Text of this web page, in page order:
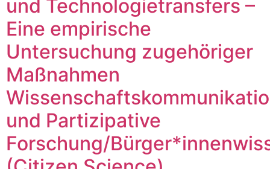
und Technologietransfers –
Eine empirische
Untersuchung zugehöriger
Maßnahmen
und Partizipative
Forschung/